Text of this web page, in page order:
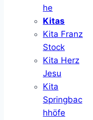
he
Kitas
Kita Franz
Stock
Kita Herz
Jesu
Kita
Springbac
hhöfe